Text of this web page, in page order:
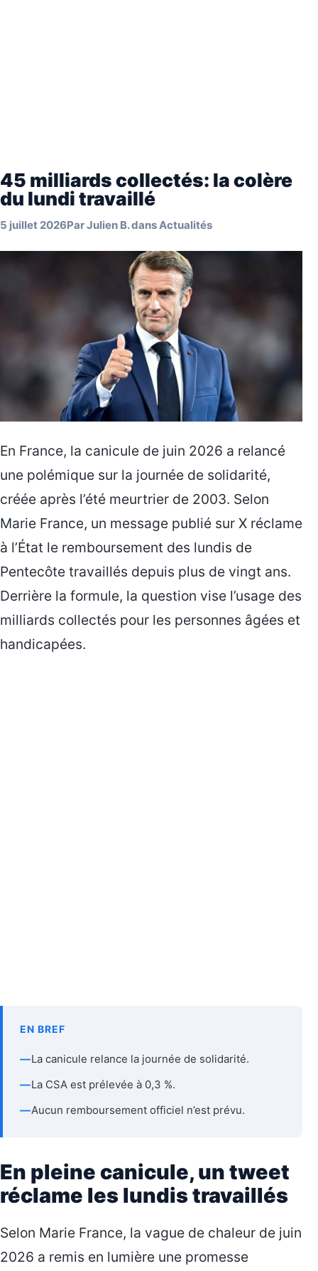
45 milliards collectés: la colère
du lundi travaillé
5 juillet 2026ParJulien B.dansActualités
En France, la canicule de juin 2026 a relancé
une polémique sur la journée de solidarité,
créée après l’été meurtrier de 2003. Selon
Marie France, un message publié sur X réclame
à l’État le remboursement des lundis de
Pentecôte travaillés depuis plus de vingt ans.
Derrière la formule, la question vise l’usage des
milliards collectés pour les personnes âgées et
handicapées.
EN BREF
—La canicule relance la journée de solidarité.
—La CSA est prélevée à 0,3 %.
—Aucun remboursement officiel n’est prévu.
En pleine canicule, un tweet
réclame les lundis travaillés
Selon Marie France, la vague de chaleur de juin
2026 a remis en lumière une promesse